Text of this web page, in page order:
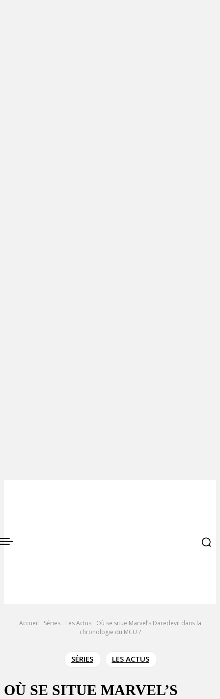
Accueil Séries Les Actus
Où se situe Marvel’s Daredevil dans la
chronologie du MCU ?
SÉRIES LES ACTUS
OÙ SE SITUE MARVEL’S